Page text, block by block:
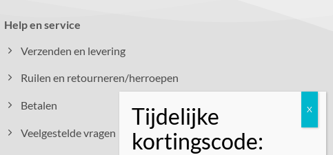
Help en service
Verzenden en levering
Ruilen en retourneren/herroepen
Betalen
Veelgestelde vragen